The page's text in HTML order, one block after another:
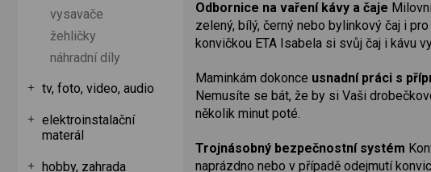
Odbornice na vaření kávy a čaje
zelený, bílý, černý nebo bylinkový čaj i
konvičkou ETA Isabela si svůj čaj i kávu
Maminkám dokonce usnadní práci s
Nemusíte se bát, že by si Vaši
několik minut poté.
Trojnásobný bezpečnostní systém
naprázdno nebo v případě odejmutí
vysavače
žehličky
náhradní díly
tv, foto, video, audio
elektroinstalační
materál
hobby, zahrada